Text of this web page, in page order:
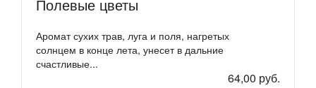
Полевые цветы
Аромат сухих трав, луга и поля, нагретых
солнцем в конце лета, унесет в дальние
счастливые...
64,00 руб.